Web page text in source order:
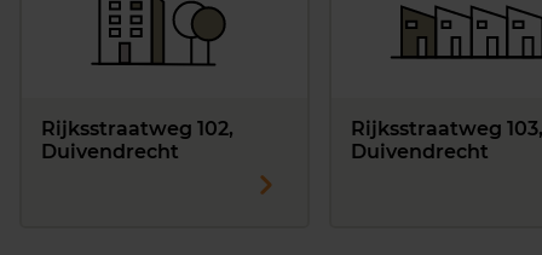
Rijksstraatweg 102,
Duivendrecht
Rijksstraatweg 103,
Duivendrecht